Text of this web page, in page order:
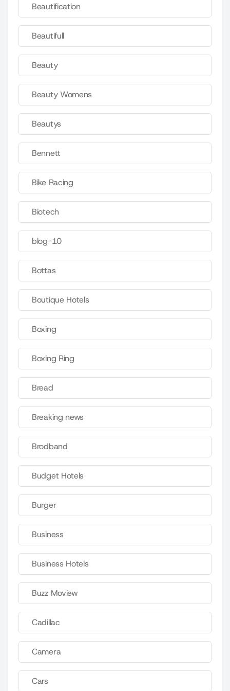
Beautification
Beautifull
Beauty
Beauty Womens
Beautys
Bennett
Bike Racing
Biotech
blog-10
Bottas
Boutique Hotels
Boxing
Boxing Ring
Bread
Breaking news
Brodband
Budget Hotels
Burger
Business
Business Hotels
Buzz Moview
Cadillac
Camera
Cars